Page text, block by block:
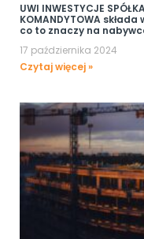
UWI INWESTYCJE
KOMANDYTOWA
co to znaczy na
17 października 2024
Czytaj więcej »